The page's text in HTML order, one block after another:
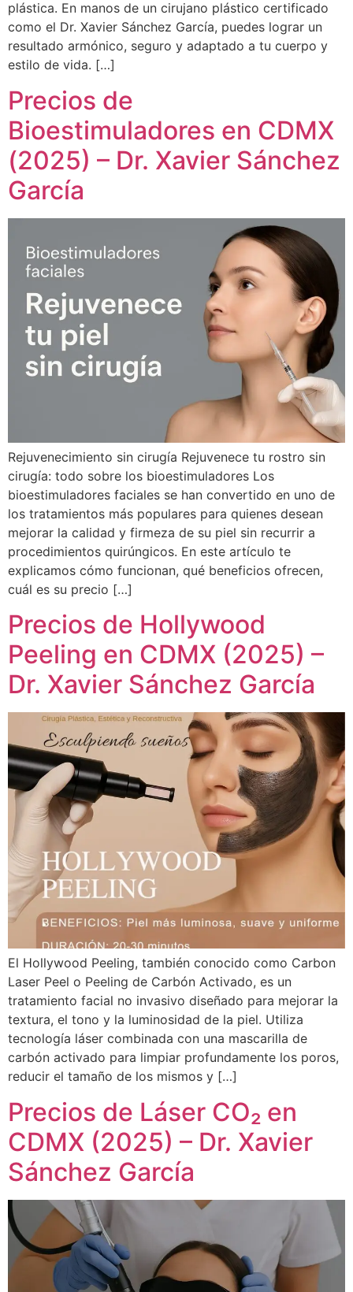
plástica. En manos de un cirujano plástico certificado
como el Dr. Xavier Sánchez García, puedes lograr un
resultado armónico, seguro y adaptado a tu cuerpo y
estilo de vida. […]
Precios de
Bioestimuladores en CDMX
(2025) – Dr. Xavier Sánchez
García
Rejuvenecimiento sin cirugía Rejuvenece tu rostro sin
cirugía: todo sobre los bioestimuladores Los
bioestimuladores faciales se han convertido en uno de
los tratamientos más populares para quienes desean
mejorar la calidad y firmeza de su piel sin recurrir a
procedimientos quirúngicos. En este artículo te
explicamos cómo funcionan, qué beneficios ofrecen,
cuál es su precio […]
Precios de Hollywood
Peeling en CDMX (2025) –
Dr. Xavier Sánchez García
El Hollywood Peeling, también conocido como Carbon
Laser Peel o Peeling de Carbón Activado, es un
tratamiento facial no invasivo diseñado para mejorar la
textura, el tono y la luminosidad de la piel. Utiliza
tecnología láser combinada con una mascarilla de
carbón activado para limpiar profundamente los poros,
reducir el tamaño de los mismos y […]
Precios de Láser CO₂ en
CDMX (2025) – Dr. Xavier
Sánchez García